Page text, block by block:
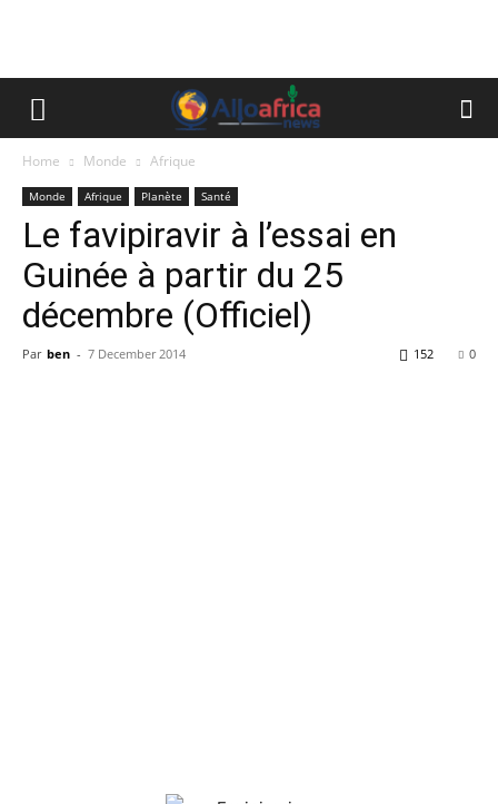
Home Monde Afrique
Monde Afrique Planète Santé
Le favipiravir à l’essai en
Guinée à partir du 25
décembre (Officiel)
Par ben - 7 December 2014 0
152